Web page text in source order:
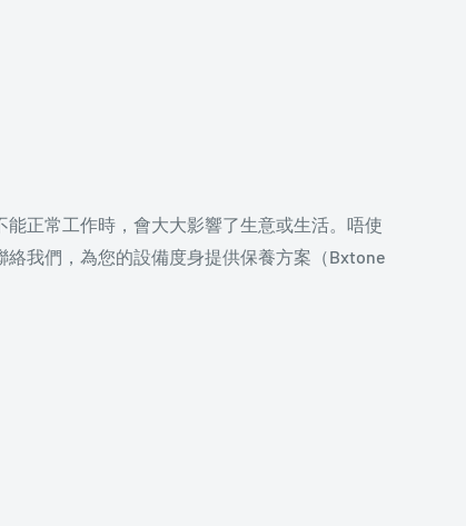
正常工作時，會大大影響了生意或生活。唔使
絡我們，為您的設備度身提供保養方案（Bxtone